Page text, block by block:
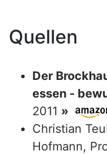
Quellen
Der
essen -
2011 »
Christian
Hofmann,